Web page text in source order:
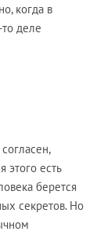
когда в
деле
этого есть
берется
секретов. Но